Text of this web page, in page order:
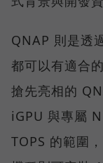
QNAP 則是透
都可以有適合
搶先亮相的
iGPU 與專屬
TOPS 的範圍